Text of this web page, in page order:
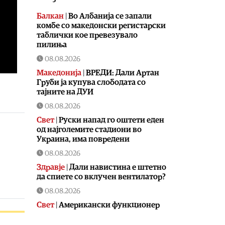
Балкан | Во Албанија се запали
комбе со македонски регистарски
таблички кое превезувало
пилиња
08.08.2026
Македонија | ВРЕДИ: Дали Артан
Груби ја купува слободата со
тајните на ДУИ
08.08.2026
Свет| Руски напад го оштети еден
од најголемите стадиони во
Украина, има повредени
08.08.2026
Здравје | Дали навистина е штетно
да спиете со вклучен вентилатор?
08.08.2026
Свет| Американски функционер